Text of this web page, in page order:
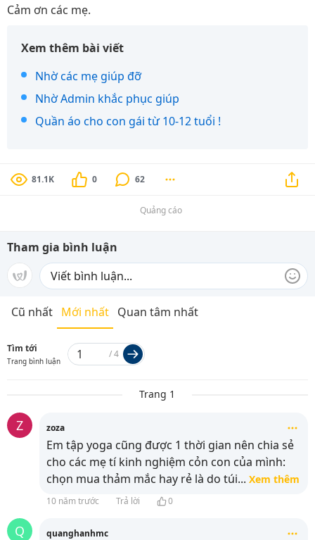
Cảm ơn các mẹ.
Xem thêm bài viết
Nhờ các mẹ giúp đỡ
Nhờ Admin khắc phục giúp
Quần áo cho con gái từ 10-12 tuổi !
81.1K 0 62
Quảng cáo
Tham gia bình luận
Cũ nhất Mới nhất Quan tâm nhất
Tìm tới
Trang bình luận
/4
Trang 1
Z zoza
Em tập yoga cũng được 1 thời gian nên chia sẻ
cho các mẹ tí kinh nghiệm cỏn con của mình:
chọn mua thảm mắc hay rẻ là do túi... Xem thêm
10 năm trước Trả lời 0
Q quanghanhmc